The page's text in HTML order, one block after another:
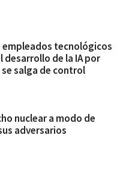
empleados tecnológicos
desarrollo de la IA por
salga de control
nuclear a modo de
adversarios